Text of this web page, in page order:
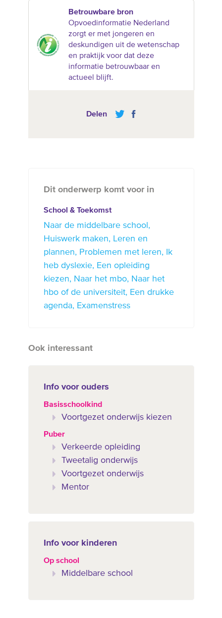
Betrouwbare bron
Opvoedinformatie Nederland
zorgt er met jongeren en
deskundigen uit de wetenschap
en praktijk voor dat deze
informatie betrouwbaar en
actueel blijft.
Delen
Dit onderwerp komt voor in
School & Toekomst
Naar de middelbare school
Huiswerk maken
Leren en
plannen
Problemen met leren
Ik
heb dyslexie
Een opleiding
kiezen
Naar het mbo
Naar het
hbo of de universiteit
Een drukke
agenda
Examenstress
Ook interessant
Info voor ouders
Basisschoolkind
Voortgezet onderwijs kiezen
Puber
Verkeerde opleiding
Tweetalig onderwijs
Voortgezet onderwijs
Mentor
Info voor kinderen
Op school
Middelbare school